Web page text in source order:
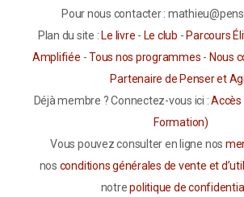
Pour nous contacter :
Plan du site : Le livre - Le club - Parcours
Amplifiée -Tous nos programmes - Nous
Partenaire de Penser et
Déjà membre ? Connectez-vous ici :Accès
Formation)
Vous pouvez consulter en ligne nos
nos conditions générales de vente et
notrepolitique de